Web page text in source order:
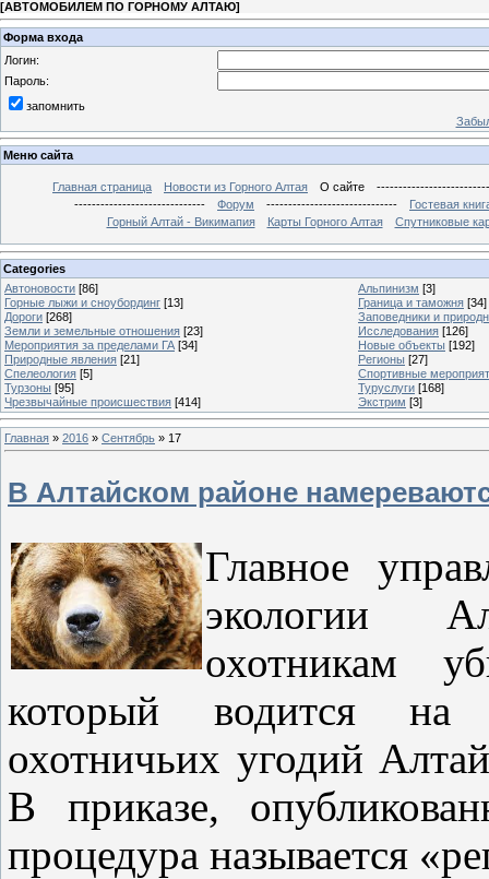
[АВТОМОБИЛЕМ ПО ГОРНОМУ АЛТАЮ]
Форма входа
Логин:
Пароль:
запомнить
Меню сайта
Главная страница Новости из Горного Алтая О сайте
------------------------------
Форум ------------------------------
Гостевая
Горный Алтай - Викимапия
Карты Горного Алтая Спутниковые
Categories
Автоновости [86] Альпинизм [3]
Горные лыжи и сноубординг [13] Граница и таможня [34]
Дороги [268]
Заповедники и
Земли и земельные отношения [23] Исследования [126]
Мероприятия за пределами ГА [34] Новые объекты [192]
Природные явления [21] Регионы [27]
Спелеология [5]
Спортивные
Турзоны [95] Туруслуги [168]
Чрезвычайные происшествия [414] Экстрим [3]
Главная » 2016 » Сентябрь » 17
В Алтайском районе
Главное
экологии
охотникам
который водится на
охотничьих угодий
В приказе,
процедура называется